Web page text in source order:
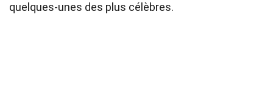
quelques-unes des plus célèbres.